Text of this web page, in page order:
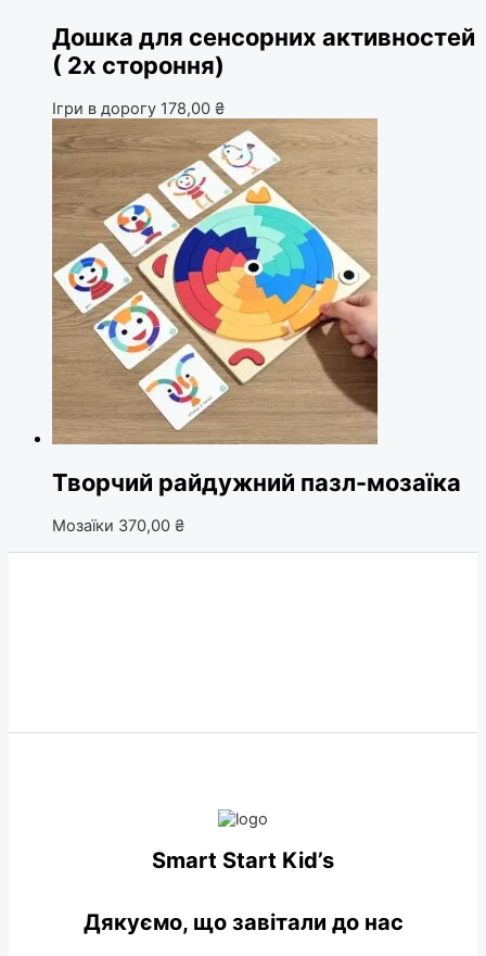
Дошка для сенсорних активностей
( 2х стороння)
Ігри в дорогу 178,00 ₴
Творчий райдужний пазл-мозаїка
Мозаїки 370,00 ₴
Smart Start Kid’s
Дякуємо, що завітали до нас